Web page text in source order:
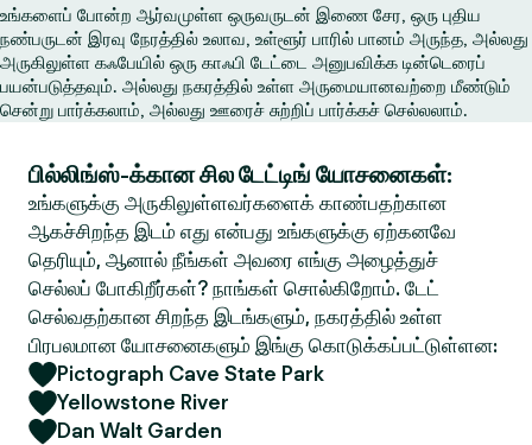
உங்களைப் போன்ற ஆர்வமுள்ள ஒருவருடன் இணை சேர, ஒரு புதிய
நண்பருடன் இரவு நேரத்தில் உலாவ, உள்ளூர் பாரில் பானம் அருந்த, அல்லது
அருகிலுள்ள கஃபேயில் ஒரு காஃபி டேட்டை அனுபவிக்க டின்டெரைப்
பயன்படுத்தவும். அல்லது நகரத்தில் உள்ள அருமையானவற்றை மீண்டும்
சென்று பார்க்கலாம், அல்லது ஊரைச் சுற்றிப் பார்க்கச் செல்லலாம்.
பில்லிங்ஸ்-க்கான சில டேட்டிங் யோசனைகள்:
உங்களுக்கு அருகிலுள்ளவர்களைக் காண்பதற்கான
ஆகச்சிறந்த இடம் எது என்பது உங்களுக்கு ஏற்கனவே
தெரியும், ஆனால் நீங்கள் அவரை எங்கு அழைத்துச்
செல்லப் போகிறீர்கள்? நாங்கள் சொல்கிறோம். டேட்
செல்வதற்கான சிறந்த இடங்களும், நகரத்தில் உள்ள
பிரபலமான யோசனைகளும் இங்கு கொடுக்கப்பட்டுள்ளன:
Pictograph Cave State Park
Yellowstone River
Dan Walt Garden